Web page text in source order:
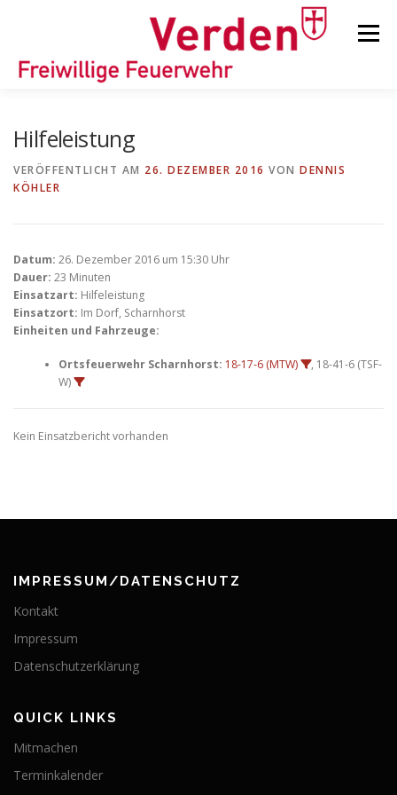
Menü
ORTSFEUERWEHREN
KINDER-/JUGENDFEUERWEHR
TIPPS/TRICKS
Hilfeleistung
VERÖFFENTLICHT AM 26. DEZEMBER 2016 VON DENNIS
KÖHLER
Datum: 26. Dezember 2016 um 15:30 Uhr
Dauer: 23 Minuten
Einsatzart: Hilfeleistung
Einsatzort: Im Dorf, Scharnhorst
Einheiten und Fahrzeuge:
Ortsfeuerwehr Scharnhorst: 18-17-6 (MTW)
, 18-41-6 (TSF-
W)
Kein Einsatzbericht vorhanden
IMPRESSUM/DATENSCHUTZ
Kontakt
Impressum
Datenschutzerklärung
QUICK LINKS
Mitmachen
Terminkalender